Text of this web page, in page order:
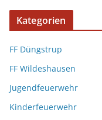
Kategorien
FF Düngstrup
FF Wildeshausen
Jugendfeuerwehr
Kinderfeuerwehr